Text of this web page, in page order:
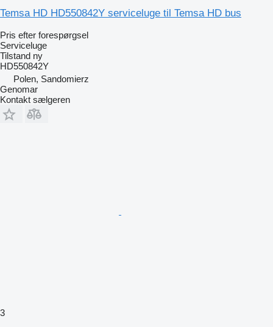
Temsa HD HD550842Y serviceluge til Temsa HD bus
Pris efter forespørgsel
Serviceluge
Tilstand ny
HD550842Y
Polen, Sandomierz
Genomar
Kontakt sælgeren
3